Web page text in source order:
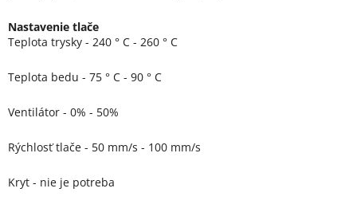
Nastavenie tlače
Teplota trysky - 240 ° C - 260 ° C
Teplota bedu - 75 ° C - 90 ° C
Ventilátor - 0% - 50%
Rýchlosť tlače - 50 mm/s - 100 mm/s
Kryt - nie je potreba